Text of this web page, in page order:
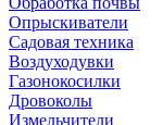
Опрыскиватели
Садовая техника
Воздуходувки
Газонокосилки
Дровоколы
Измельчители